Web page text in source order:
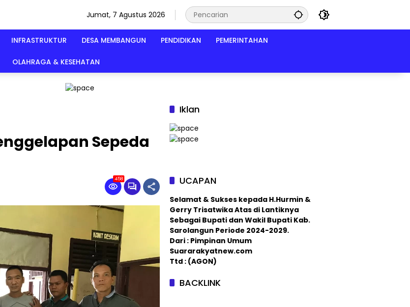
Jumat, 7 Agustus 2026
INFRASTRUKTUR DESA MEMBANGUN PENDIDIKAN PEMERINTAHAN
OLAHRAGA & KESEHATAN
Sepeda
458
Iklan
UCAPAN
Selamat & Sukses kepada H.Hurmin &
Gerry Trisatwika Atas di Lantiknya
Sebagai Bupati dan Wakil Bupati Kab.
Sarolangun Periode 2024-2029.
Dari : Pimpinan Umum
Suararakyatnew.com
Ttd : (AGON)
BACKLINK